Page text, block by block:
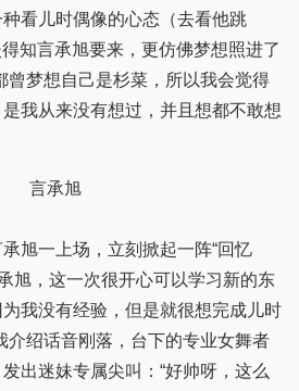
看儿时偶像的心态（去看他跳
得知言承旭要来，更仿佛梦想照进了
曾梦想自己是杉菜，所以我会觉得
我从来没有想过，并且想都不敢想
言承旭
一上场，立刻掀起一阵“回忆
旭，这一次很开心可以学习新的东
我没有经验，但是就很想完成儿时
介绍话音刚落，台下的专业女舞者
出迷妹专属尖叫：“好帅呀，这么